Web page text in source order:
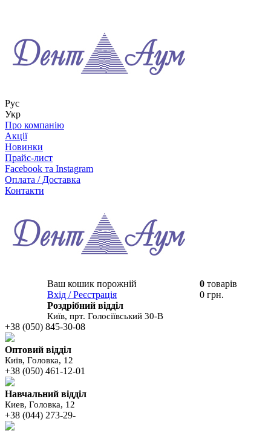
Рус
Укр
Про компанію
Акції
Новинки
Прайс-лист
Facebook та Instagram
Оплата / Доставка
Контакти
0 товарів
0 грн.
Ваш кошик порожній
Вхід / Реєстрація
Роздрібний відділ
Київ, прт. Голосіївський 30-В
+38 (050) 845-30-08
Оптовий відділ
Київ, Головка, 12
+38 (050) 461-12-01
Навчальний відділ
Киев, Головка, 12
+38 (044) 273-29-